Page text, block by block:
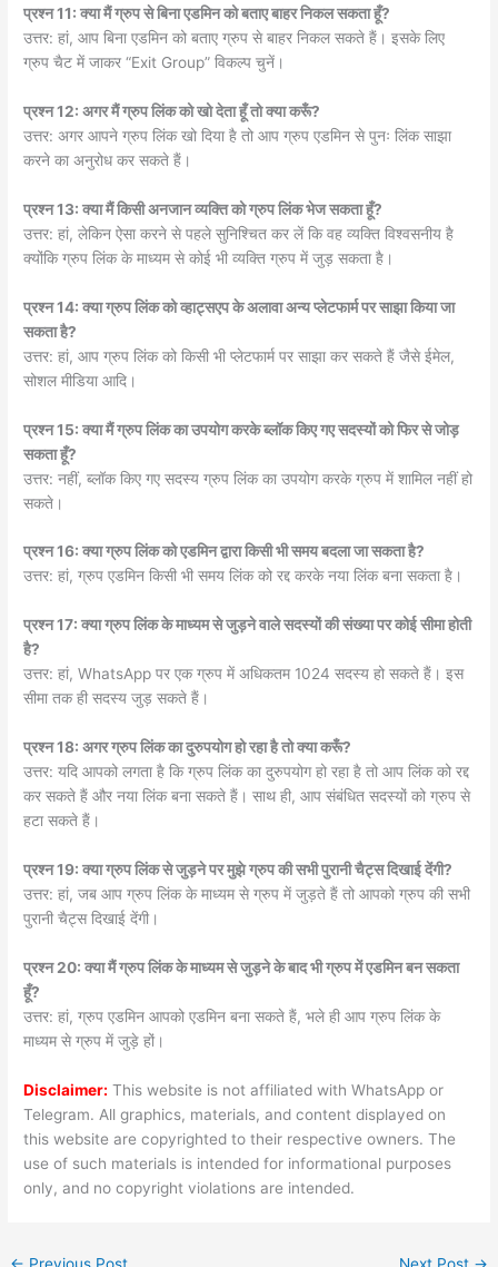
प्रश्न 11: क्या मैं ग्रुप से बिना एडमिन को बताए बाहर निकल सकता हूँ?
उत्तर: हां, आप बिना एडमिन को बताए ग्रुप से बाहर निकल सकते हैं। इसके लिए
ग्रुप चैट में जाकर “Exit Group” विकल्प चुनें।
प्रश्न 12: अगर मैं ग्रुप लिंक को खो देता हूँ तो क्या करूँ?
उत्तर: अगर आपने ग्रुप लिंक खो दिया है तो आप ग्रुप एडमिन से पुनः लिंक साझा
करने का अनुरोध कर सकते हैं।
प्रश्न 13: क्या मैं किसी अनजान व्यक्ति को ग्रुप लिंक भेज सकता हूँ?
उत्तर: हां, लेकिन ऐसा करने से पहले सुनिश्चित कर लें कि वह व्यक्ति विश्वसनीय है
क्योंकि ग्रुप लिंक के माध्यम से कोई भी व्यक्ति ग्रुप में जुड़ सकता है।
प्रश्न 14: क्या ग्रुप लिंक को व्हाट्सएप के अलावा अन्य प्लेटफार्म पर साझा किया जा
सकता है?
उत्तर: हां, आप ग्रुप लिंक को किसी भी प्लेटफार्म पर साझा कर सकते हैं जैसे ईमेल,
सोशल मीडिया आदि।
प्रश्न 15: क्या मैं ग्रुप लिंक का उपयोग करके ब्लॉक किए गए सदस्यों को फिर से जोड़
सकता हूँ?
उत्तर: नहीं, ब्लॉक किए गए सदस्य ग्रुप लिंक का उपयोग करके ग्रुप में शामिल नहीं हो
सकते।
प्रश्न 16: क्या ग्रुप लिंक को एडमिन द्वारा किसी भी समय बदला जा सकता है?
उत्तर: हां, ग्रुप एडमिन किसी भी समय लिंक को रद्द करके नया लिंक बना सकता है।
प्रश्न 17: क्या ग्रुप लिंक के माध्यम से जुड़ने वाले सदस्यों की संख्या पर कोई सीमा होती
है?
उत्तर: हां, WhatsApp पर एक ग्रुप में अधिकतम 1024 सदस्य हो सकते हैं। इस
सीमा तक ही सदस्य जुड़ सकते हैं।
प्रश्न 18: अगर ग्रुप लिंक का दुरुपयोग हो रहा है तो क्या करूँ?
उत्तर: यदि आपको लगता है कि ग्रुप लिंक का दुरुपयोग हो रहा है तो आप लिंक को रद्द
कर सकते हैं और नया लिंक बना सकते हैं। साथ ही, आप संबंधित सदस्यों को ग्रुप से
हटा सकते हैं।
प्रश्न 19: क्या ग्रुप लिंक से जुड़ने पर मुझे ग्रुप की सभी पुरानी चैट्स दिखाई देंगी?
उत्तर: हां, जब आप ग्रुप लिंक के माध्यम से ग्रुप में जुड़ते हैं तो आपको ग्रुप की सभी
पुरानी चैट्स दिखाई देंगी।
प्रश्न 20: क्या मैं ग्रुप लिंक के माध्यम से जुड़ने के बाद भी ग्रुप में एडमिन बन सकता
हूँ?
उत्तर: हां, ग्रुप एडमिन आपको एडमिन बना सकते हैं, भले ही आप ग्रुप लिंक के
माध्यम से ग्रुप में जुड़े हों।
Disclaimer: This website is not affiliated with WhatsApp or
Telegram. All graphics, materials, and content displayed on
this website are copyrighted to their respective owners. The
use of such materials is intended for informational purposes
only, and no copyright violations are intended.